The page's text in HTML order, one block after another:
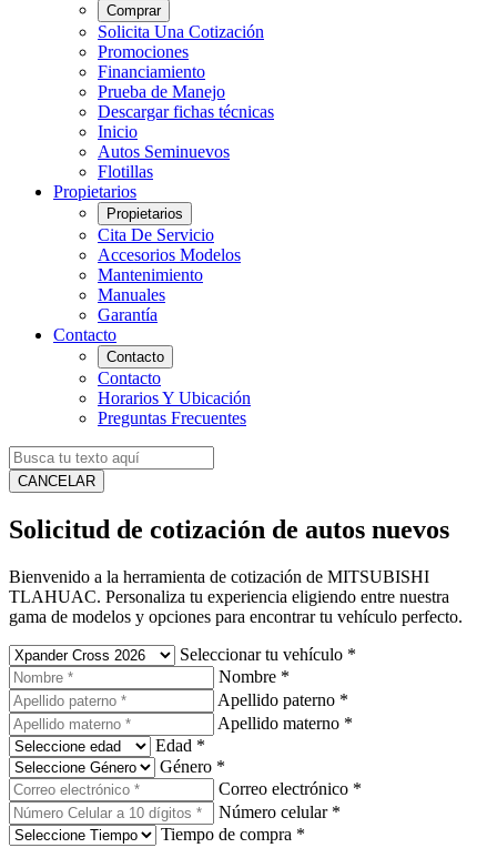
Comprar
Solicita Una Cotización
Promociones
Financiamiento
Prueba de Manejo
Descargar fichas técnicas
Inicio
Autos Seminuevos
Flotillas
Propietarios
Propietarios
Cita De Servicio
Accesorios Modelos
Mantenimiento
Manuales
Garantía
Contacto
Contacto
Contacto
Horarios Y Ubicación
Preguntas Frecuentes
CANCELAR
Solicitud de cotización de autos nuevos
Bienvenido a la herramienta de cotización de MITSUBISHI
TLAHUAC. Personaliza tu experiencia eligiendo entre nuestra
gama de modelos y opciones para encontrar tu vehículo perfecto.
Seleccionar tu vehículo *
Nombre *
Apellido paterno *
Apellido materno *
Edad *
Género *
Correo electrónico *
Número celular *
Tiempo de compra *